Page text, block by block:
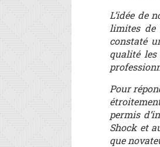
L’idée de
limites de
constaté
qualité les
Pour
permis
Shock et
que